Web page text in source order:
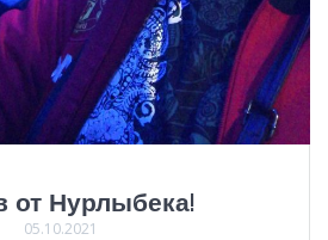
от Нурлыбека!
05.10.2021